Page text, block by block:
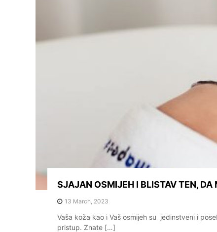
SJAJAN OSMIJEH I BLISTAV TEN, DA
13 March, 2023
Vaša koža kao i Vaš osmijeh su jedinstveni i
pristup. Znate […]